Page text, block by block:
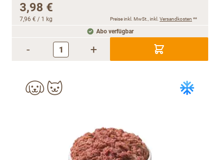
3,98 €
7,96 € / 1 kg Preise inkl. MwSt., inkl. Versandkosten **
Abo verfügbar
- +